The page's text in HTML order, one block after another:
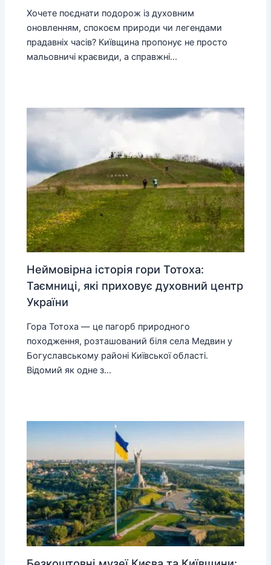
Хочете поєднати подорож із духовним
оновленням, спокоєм природи чи легендами
прадавніх часів? Київщина пропонує не просто
мальовничі краєвиди, а справжні…
Неймовірна історія гори Тотоха:
Таємниці, які приховує духовний центр
України
Гора Тотоха — це пагорб природного
походження, розташований біля села Медвин у
Богуславському районі Київської області.
Відомий як одне з…